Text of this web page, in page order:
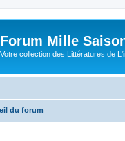
Forum Mille
Votre collection des Littératures de
du forum